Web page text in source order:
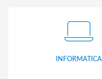
INFORMATICA